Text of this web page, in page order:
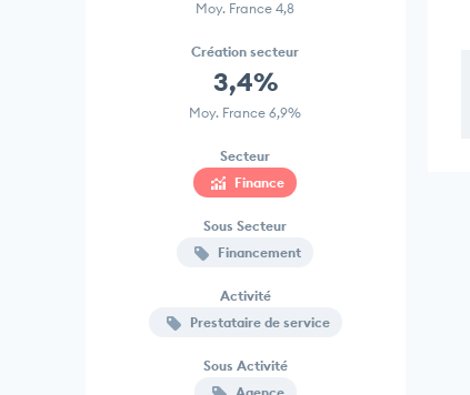
Moy. France 4,8
Création secteur
3,4%
Moy. France 6,9%
Secteur
Finance
Sous Secteur
Financement
Activité
Prestataire de service
Sous Activité